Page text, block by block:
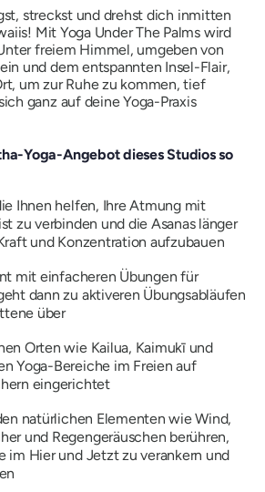
streckst und drehst dich inmitten
Mit Yoga Under The Palms wird
freiem Himmel, umgeben von
und dem entspannten Insel-Flair,
um zur Ruhe zu kommen, tief
ganz auf deine Yoga-Praxis
Yoga-Angebot dieses Studios so
Ihnen helfen, Ihre Atmung mit
zu verbinden und die Asanas länger
und Konzentration aufzubauen
mit einfacheren Übungen für
dann zu aktiveren Übungsabläufen
über
Orten wie Kailua, Kaimukī und
Yoga-Bereiche im Freien auf
eingerichtet
natürlichen Elementen wie Wind,
und Regengeräuschen berühren,
im Hier und Jetzt zu verankern und